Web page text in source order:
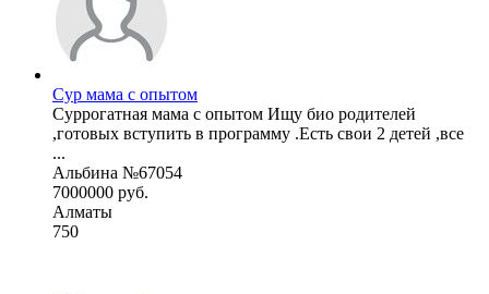
Сур мама с опытом
Суррогатная мама с опытом Ищу био родителей
,готовых вступить в программу .Есть свои 2 детей ,все
...
Альбина №67054
7000000 руб.
Алматы
750